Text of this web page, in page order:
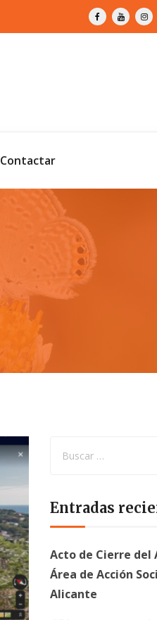
Contactar
Entradas
Acto de Cierre del
Área de Acción
Alicante